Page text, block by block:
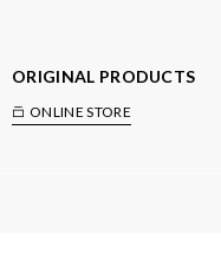
ORIGINAL PRODUCTS
ONLINE STORE